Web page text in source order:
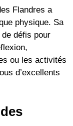
Flandres a
physique. Sa
défis pour
ou les activités
d’excellents